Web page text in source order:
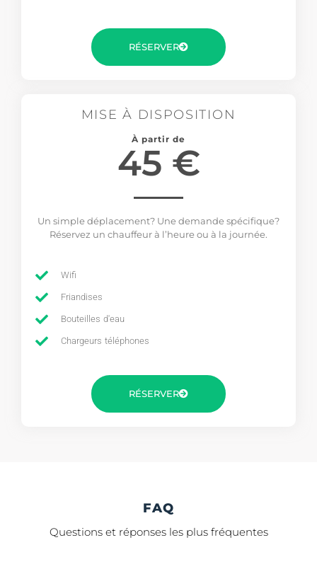
RÉSERVER
MISE À DISPOSITION
À partir de
45 €
Un simple déplacement? Une demande spécifique?
Réservez un chauffeur à l’heure ou à la journée.
Wifi
Friandises
Bouteilles d'eau
Chargeurs téléphones
RÉSERVER
FAQ
Questions et réponses les plus fréquentes